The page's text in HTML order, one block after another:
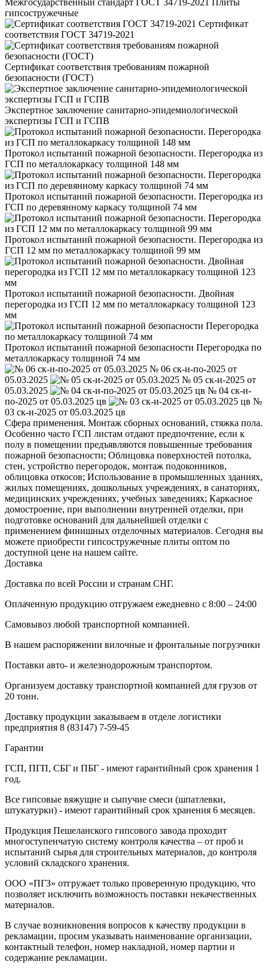
Межгосударственный стандарт ГОСТ 34719-2021 Плиты
гипсостружечные
Сертификат
соответствия ГОСТ 34719-2021
Сертификат соответствия требованиям пожарной
безопасности (ГОСТ)
Экспертное заключение санитарно-эпидемиологической
экспертизы ГСП и ГСПВ
Протокол испытаний пожарной безопасности. Перегородка из
ГСП по металлокаркасу толщиной 148 мм
Протокол испытаний пожарной безопасности. Перегородка из
ГСП по деревянному каркасу толщиной 74 мм
Протокол испытаний пожарной безопасности. Перегородка из
ГСП 12 мм по металлокаркасу толщиной 99 мм
Протокол испытаний пожарной безопасности. Двойная
перегородка из ГСП 12 мм по металлокаркасу толщиной 123
мм
Протокол испытаний пожарной безопасности Перегородка по
металлокаркасу толщиной 74 мм
№ 06 ск-и-по-2025 от
05.03.2025
№ 05 ск-и-2025 от
05.03.2025
№ 04 ск-и-
по-2025 от 05.03.2025 цв
№
03 ск-и-2025 от 05.03.2025 цв
Сфера применения. Монтаж сборных оснований, стяжка пола.
Особенно часто ГСП листам отдают предпочтение, если к
полу в помещении предъявляются повышенные требования
пожарной безопасности; Облицовка поверхностей потолка,
стен, устройство перегородок, монтаж подоконников,
облицовка откосов; Использование в промышленных зданиях,
жилых помещениях, дошкольных учреждениях, в санаториях,
медицинских учреждениях, учебных заведениях; Каркасное
домостроение, при выполнении внутренней отделки, при
подготовке оснований для дальнейшей отделки с
применением финишных отделочных материалов. Сегодня вы
можете приобрести гипсостружечные плиты оптом по
доступной цене на нашем сайте.
Доставка
Доставка по всей России и странам СНГ.
Оплаченную продукцию отгружаем ежедневно с 8:00 – 24:00
Самовывоз любой транспортной компанией.
В нашем распоряжении вилочные и фронтальные погрузчики
Поставки авто- и железнодорожным транспортом.
Организуем доставку транспортной компанией для грузов от
20 тонн.
Доставку продукции заказываем в отделе логистики
предприятия 8 (83147) 7-59-45
Гарантии
ГСП, ПГП, СБГ и ПБГ - имеют гарантийный срок хранения 1
год.
Все гипсовые вяжущие и сыпучие смеси (шпатлевки,
штукатурки) - имеют гарантийный срок хранения 6 месяцев.
Продукция Пешеланского гипсового завода проходит
многоступенчатую систему контроля качества – от проб и
испытаний сырья для строительных материалов, до контроля
условий складского хранения.
ООО «ПГЗ» отгружает только проверенную продукцию, что
позволяет исключить возможность поставки некачественных
материалов.
В случае возникновения вопросов к качеству продукции в
рекламации, просим указывать наименование организации,
контактный телефон, номер накладной, номер партии и
содержание рекламации.